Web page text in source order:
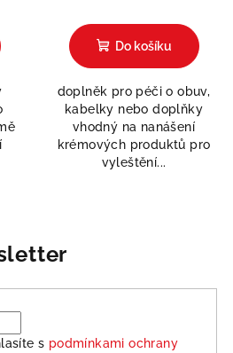
Do košíku
doplněk pro péči o obuv,
kabelky nebo doplňky
vhodný na nanášení
krémových produktů pro
vyleštění...
s podmínkami ochrany